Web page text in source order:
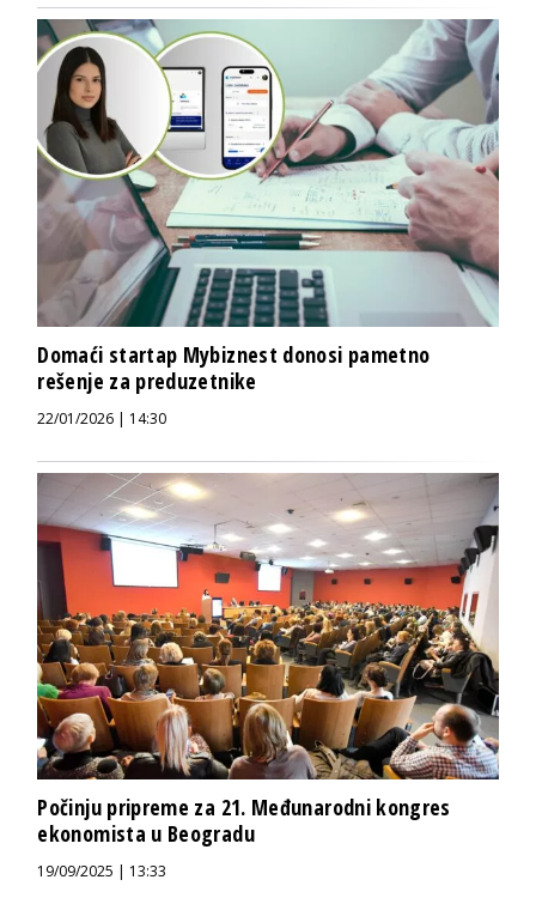
Domaći startap Mybiznest donosi pametno
rešenje za preduzetnike
22/01/2026 | 14:30
Počinju pripreme za 21. Međunarodni kongres
ekonomista u Beogradu
19/09/2025 | 13:33